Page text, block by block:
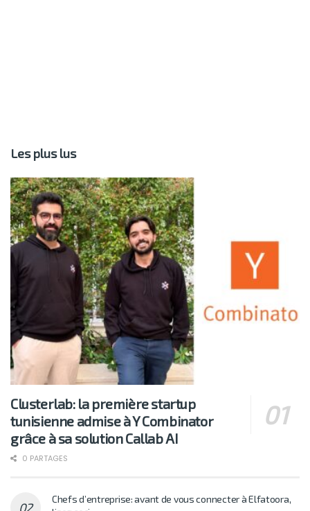
Les plus lus
Clusterlab: la première startup
tunisienne admise à Y Combinator
grâce à sa solution Callab AI
0 PARTAGES
Chefs d’entreprise: avant de vous connecter à Elfatoora,